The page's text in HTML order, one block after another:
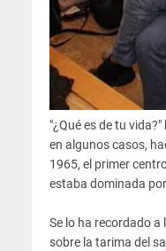
"¿Qué es de tu
en algunos casos,
1965, el primer
estaba dominada
Se lo ha recordado
sobre la tarima del